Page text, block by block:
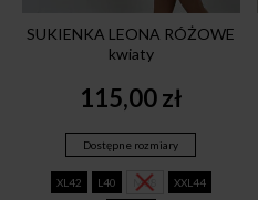
SUKIENKA LEONA RÓŻOWE
kwiaty
115,00zł
Dostępne rozmiary
XL42 L40 M38 XXL44